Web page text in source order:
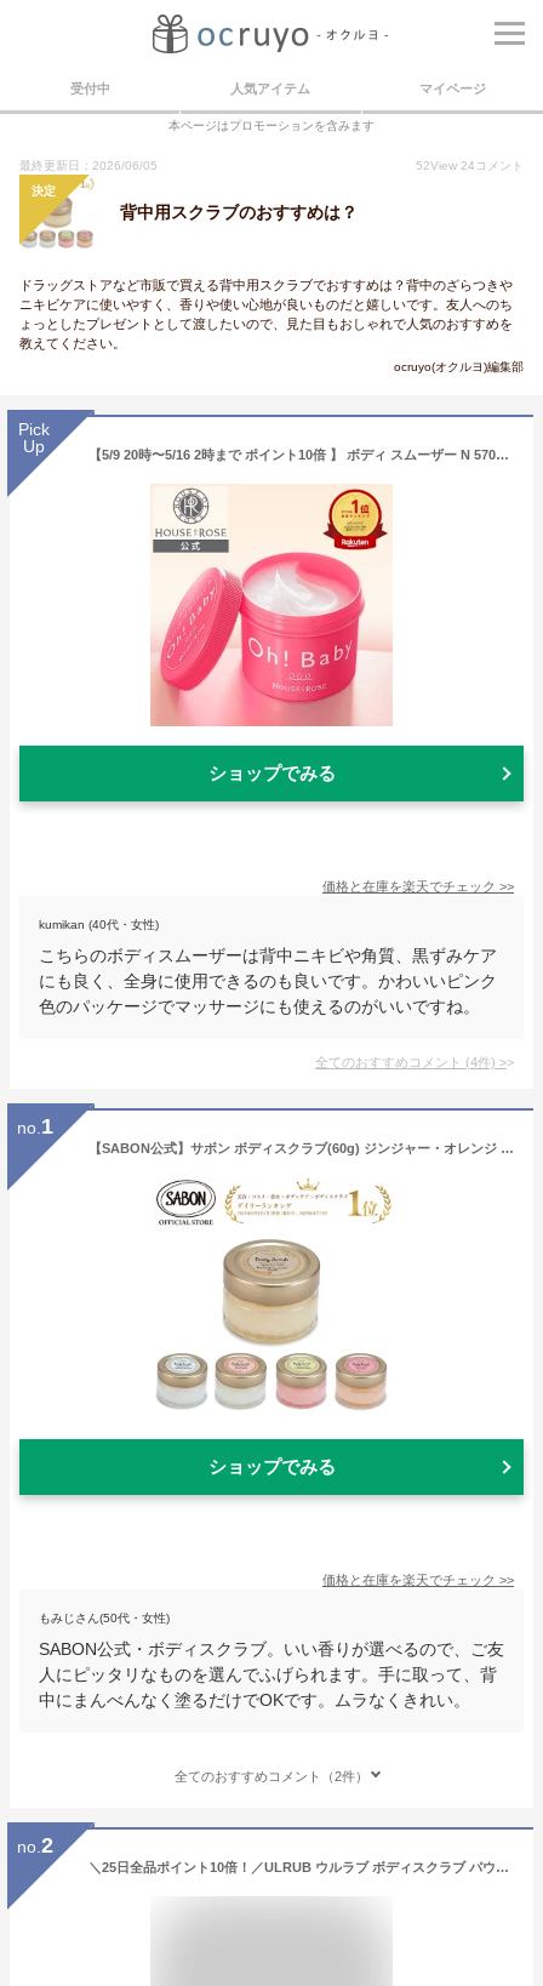
受付中 人気アイテム マイページ
本ページはプロモーションを含みます
最終更新日：2026/06/05 52View 24 コメント
決定
背中用スクラブのおすすめは？
ドラッグストアなど市販で買える背中用スクラブでおすすめは？背中のざらつきや
ニキビケアに使いやすく、香りや使い心地が良いものだと嬉しいです。友人へのち
ょっとしたプレゼントとして渡したいので、見た目もおしゃれで人気のおすすめを
教えてください。
ocruyo(オクルヨ)編集部
Pick
Up
【5/9 20時〜5/16 2時まで ポイント10倍 】 ボディ スムーザー N 570g 【 ハウスオブローゼ 公式 】 ボディスクラブ 角質ケア 黒ずみ ヒップライン お尻 二の腕 肘 膝 かかと 全身 コスパ オーベイビー ボディケア マッサージ Oh!Baby すべすべ バスタイム 薄着
ショップでみる
価格と在庫を楽天でチェック >>
kumikan (40代・女性)
こちらのボディスムーザーは背中ニキビや角質、黒ずみケア
にも良く、全身に使用できるのも良いです。かわいいピンク
色のパッケージでマッサージにも使えるのがいいですね。
全てのおすすめコメント (4件) >
no. 1
【SABON公式】サボン ボディスクラブ(60g) ジンジャー・オレンジ グリーン・ローズ デリケート・ジャスミン ラベンダー・アップル パチュリ・ラベンダー・バニラ ローズティー ホワイトティー TOKYO(日本限定) ジェントルマン プレゼント ギフト 贈り物 誕生日
ショップでみる
価格と在庫を楽天でチェック >>
もみじさん(50代・女性)
SABON公式・ボディスクラブ。いい香りが選べるので、ご友
人にピッタリなものを選んでふげられます。手に取って、背
中にまんべんなく塗るだけでOKです。ムラなくきれい。
全てのおすすめコメント（2件）
no. 2
＼25日全品ポイント10倍！／ULRUB ウルラブ ボディスクラブ パウチタイプ460g 【公式】1個 2個 3個 スクラブ CICA ボディソープ 全身 角質ケア お尻 くすみ ツルツル 美尻 デリケートゾーン ひじ ひざ すべすべ いい香り 肌に優しい ボディケア チュラコス